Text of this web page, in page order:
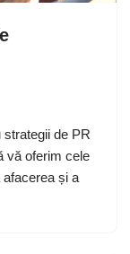
strategii de PR
vă oferim cele
și a